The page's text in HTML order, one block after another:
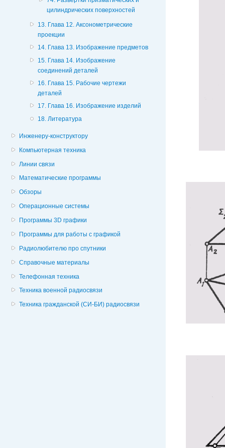
цилиндрических поверхностей
13. Глава 12. Аксонометрические
проекции
14. Глава 13. Изображение предметов
15. Глава 14. Изображение
соединений деталей
16. Глава 15. Рабочие чертежи
деталей
17. Глава 16. Изображение изделий
18. Литература
Инженеру-конструктору
Компьютерная техника
Линии связи
Математические программы
Обзоры
Операционные системы
Программы 3D графики
Программы для работы с графикой
Радиолюбителю про спутники
Справочные материалы
Телефонная техника
Техника военной радиосвязи
Техника гражданской (СИ-БИ) радиосвязи